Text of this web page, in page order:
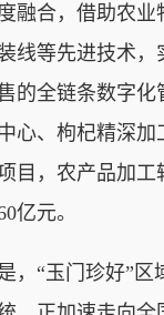
融合，借助农业
线等先进技术，
的全链条数字化
心、枸杞精深加
目，农产品加工
亿元。
“玉门珍好”区